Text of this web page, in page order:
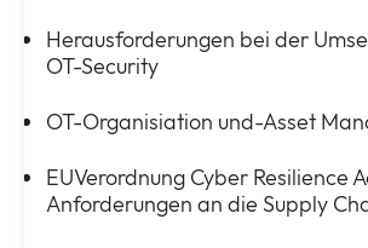
Herausforderungen bei der
OT-Security
OT-Organisiation und-Asset
EUVerordnung Cyber Resilience
Anforderungen an die Supply